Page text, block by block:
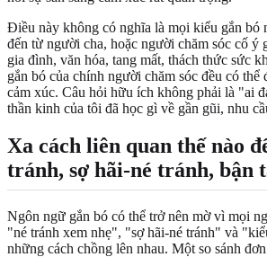
Điều này không có nghĩa là mọi kiểu gắn bó
đến từ người cha, hoặc người chăm sóc cố ý
gia đình, văn hóa, tang mất, thách thức sức
gắn bó của chính người chăm sóc đều có thể
cảm xúc. Câu hỏi hữu ích không phải là "ai
thần kinh của tôi đã học gì về gần gũi, nhu
Xa cách liên quan thế nào
tránh, sợ hãi-né tránh, bận
Ngôn ngữ gắn bó có thể trở nên mờ vì mọi
"né tránh xem nhẹ", "sợ hãi-né tránh" và
những cách chồng lên nhau. Một so sánh